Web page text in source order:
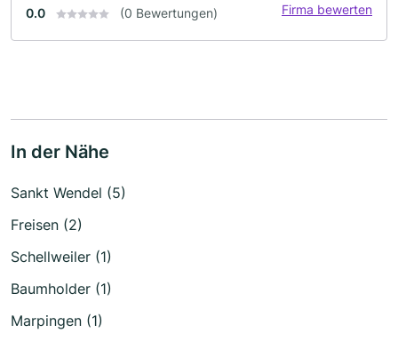
0.0 (0 Bewertungen) Firma bewerten
In der Nähe
Sankt Wendel (5)
Freisen (2)
Schellweiler (1)
Baumholder (1)
Marpingen (1)